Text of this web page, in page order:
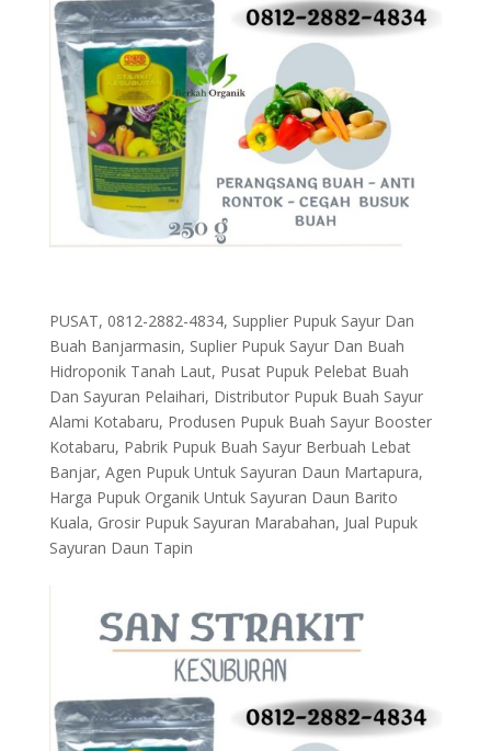
PUSAT, 0812-2882-4834, Supplier Pupuk Sayur Dan
Buah Banjarmasin, Suplier Pupuk Sayur Dan Buah
Hidroponik Tanah Laut, Pusat Pupuk Pelebat Buah
Dan Sayuran Pelaihari, Distributor Pupuk Buah Sayur
Alami Kotabaru, Produsen Pupuk Buah Sayur Booster
Kotabaru, Pabrik Pupuk Buah Sayur Berbuah Lebat
Banjar, Agen Pupuk Untuk Sayuran Daun Martapura,
Harga Pupuk Organik Untuk Sayuran Daun Barito
Kuala, Grosir Pupuk Sayuran Marabahan, Jual Pupuk
Sayuran Daun Tapin